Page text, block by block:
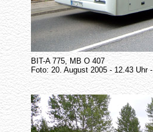
BIT-A 775, MB O 407
Foto: 20. August 2005 - 12.43 Uhr